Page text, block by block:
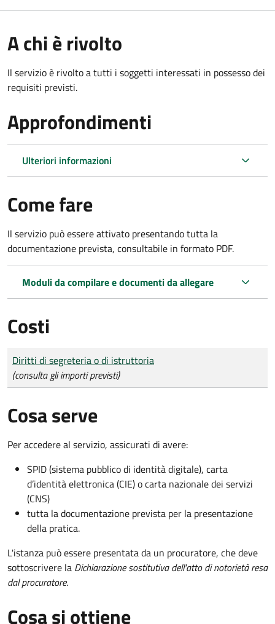
A chi è rivolto
Il servizio è rivolto a tutti i soggetti interessati in possesso dei
requisiti previsti.
Approfondimenti
Ulteriori informazioni
Come fare
Il servizio può essere attivato presentando tutta la
documentazione prevista, consultabile in formato PDF.
Moduli da compilare e documenti da allegare
Costi
Tipo di pagamento
Importo
Diritti di segreteria o di istruttoria
(consulta gli importi previsti)
Cosa serve
Per accedere al servizio, assicurati di avere:
SPID (sistema pubblico di identità digitale), carta
d’identità elettronica (CIE) o carta nazionale dei servizi
(CNS)
tutta la documentazione prevista per la presentazione
della pratica.
L'istanza può essere presentata da un procuratore, che deve
sottoscrivere la Dichiarazione sostitutiva dell'atto di notorietà resa
dal procuratore.
Cosa si ottiene